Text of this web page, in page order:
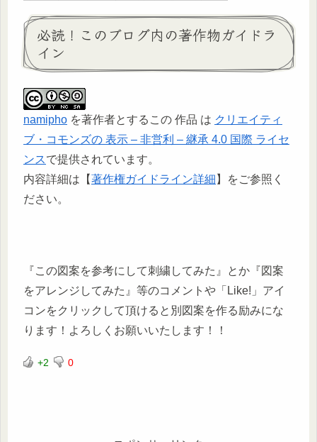
必読！このブログ内の著作物ガイドラ
イン
namipho を著作者とするこの 作品 は クリエイティ
ブ・コモンズの 表示 – 非営利 – 継承 4.0 国際 ライセ
ンスで提供されています。
内容詳細は【著作権ガイドライン詳細 】をご参照く
ださい。
『この図案を参考にして刺繍してみた』とか『図案
をアレンジしてみた』等のコメントや「Like!」アイ
コンをクリックして頂けると別図案を作る励みにな
ります！よろしくお願いいたします！！
+2 0